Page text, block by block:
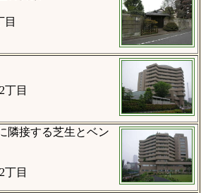
目
丁目
隣接する芝生とベン
丁目